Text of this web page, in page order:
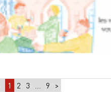
1 2 3 9 >